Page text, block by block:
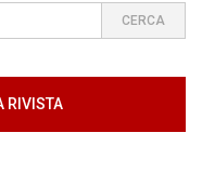
RIVISTA